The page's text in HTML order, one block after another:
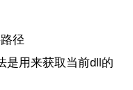
径
是用来获取当前dll的